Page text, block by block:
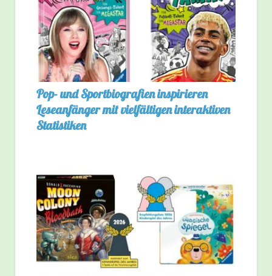
Pop- und Sportbiografien inspirieren
Leseanfänger mit vielfältigen interaktiven
Statistiken